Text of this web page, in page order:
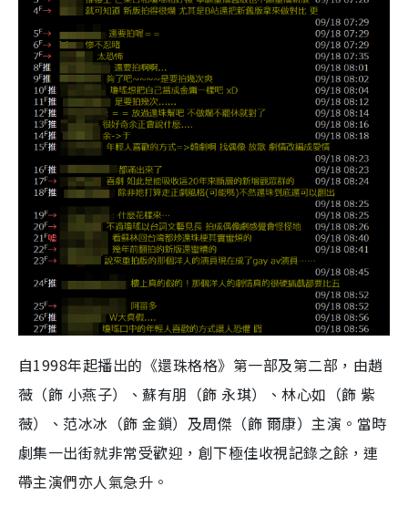
自1998年起播出的《還珠格格》第一部及第二部，由趙
薇（飾 小燕子）、蘇有朋（飾 永琪）、林心如（飾 紫
薇）、范冰冰（飾 金鎖）及周傑（飾 爾康）主演。當時
劇集一出街就非常受歡迎，創下極佳收視記錄之餘，連
帶主演們亦人氣急升。